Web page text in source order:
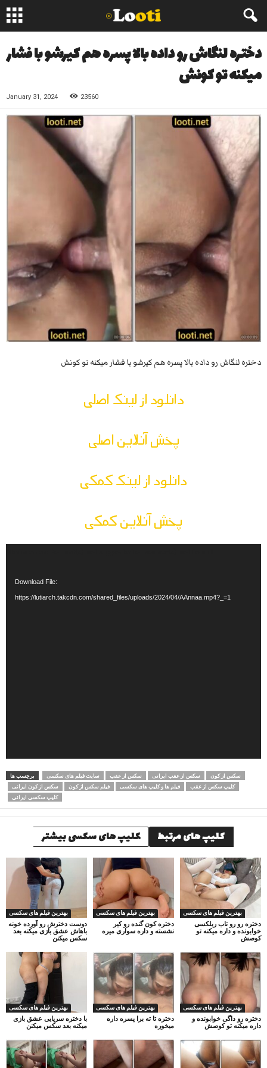
دختره لنگاش رو داده بالا پسره هم کیرشو با فشار
میکنه تو کونش
January 31, 2024 23560
دختره لنگاش رو داده بالا پسره هم کیرشو با فشار میکنه تو کونش
دانلود از لینک اصلی
پخش آنلاین اصلی
دانلود از لینک کمکی
پخش آنلاین کمکی
Download File:
https://lutiarch.takcdn.com/shared_files/uploads/2024/04/AAnnaa.mp4?_=1
برچسب ها سایت فیلم های سکسی سکس از عقب سکس از عقب ایرانی
سکس از کون
سکس از کون ایرانی
فیلم سکس از کون فیلم ها و کلیپ های سکسی
کلیپ سکس از عقب
کلیپ سکسی ایرانی
کلیپ های مرتبط کلیپ های سکسی بیشتر
بهترین فیلم های سکسی
دوست دخترش رو آورده خونه
باهاش عشق بازی میکنه بعد
سکس میکنن
بهترین فیلم های سکسی
دختره کون گنده رو کیر
نشسته و داره سواری میره
بهترین فیلم های سکسی
دختره رو رو تاب ریلکسی
خوابونده و داره میکنه تو
کوصش
بهترین فیلم های سکسی
با دختره سرپایی عشق بازی
میکنه بعد سکس میکنن
بهترین فیلم های سکسی
دختره تا ته برا پسره داره
میخوره
بهترین فیلم های سکسی
دختره رو داگی خوابونده و
داره میکنه تو کوصش